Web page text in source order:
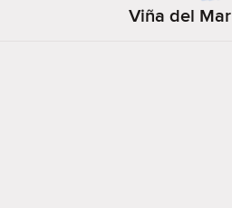
Viña del Mar